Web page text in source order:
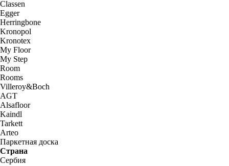
Classen
Egger
Herringbone
Kronopol
Kronotex
My Floor
My Step
Room
Rooms
Villeroy&Boch
AGT
Alsafloor
Kaindl
Tarkett
Arteo
Паркетная доска
Страна
Сербия